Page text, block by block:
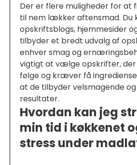
Der er flere muligheder for at
til nem lækker aftensmad. Du
opskriftsblogs, hjemmesider
tilbyder et bredt udvalg af
enhver smag og
vigtigt at vælge opskrifter,
følge og kræver få
at de tilbyder velsmagende
resultater.
Hvordan kan jeg
min tid i køkkenet
stress under